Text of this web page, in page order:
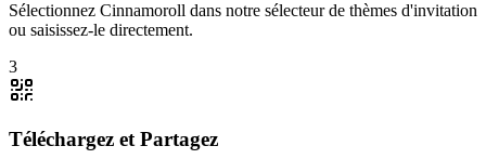
Sélectionnez Cinnamoroll dans notre sélecteur de thèmes d'invitation
ou saisissez-le directement.
3
Téléchargez et Partagez